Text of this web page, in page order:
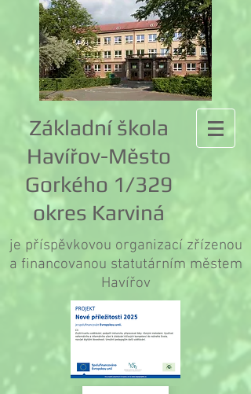
Základní škola
Havířov-Město
Gorkého 1/329
okres Karviná
je příspěvkovou organizací zřízenou
a financovanou statutárním městem
Havířov